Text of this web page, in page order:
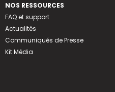
NOS RESSOURCES
FAQ et support
Actualités
Communiqués de Presse
Kit Média